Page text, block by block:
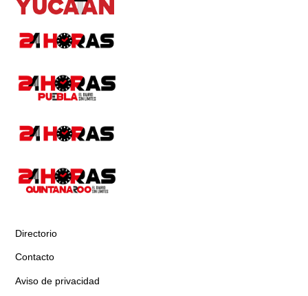
Directorio
Contacto
Aviso de privacidad